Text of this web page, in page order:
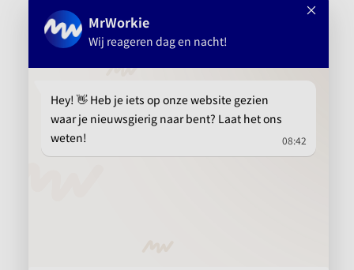
Voor wie
Platform